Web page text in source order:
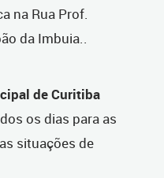
na Rua Prof.
da Imbuia..
de Curitiba
os dias para as
situações de